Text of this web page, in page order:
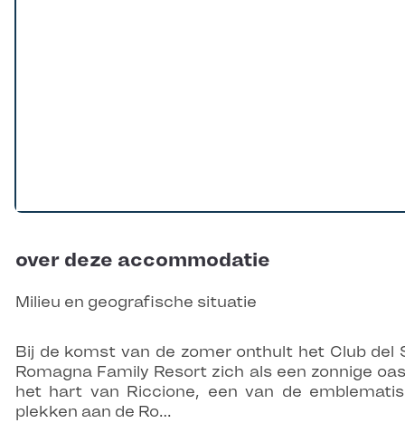
over deze accommodatie
Milieu en geografische situatie
Bij de komst van de zomer onthult het Club del
Romagna Family Resort zich als een zonnige
het hart van Riccione, een van de
plekken aan de Ro…